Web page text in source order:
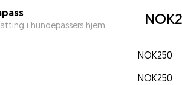
i hundepassers hjem
NOK250
NOK250